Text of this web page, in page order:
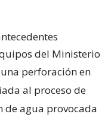
del Ministerio
perforación en
al proceso de
de agua provocada